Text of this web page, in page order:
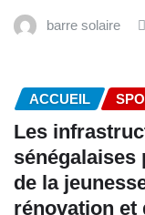
barre solaire
ACCUEIL
Les
sénégalaises
de la
rénovation et